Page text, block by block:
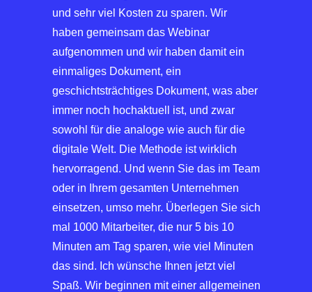
und sehr viel Kosten zu sparen. Wir
haben gemeinsam das Webinar
aufgenommen und wir haben damit ein
einmaliges Dokument, ein
geschichtsträchtiges Dokument, was aber
immer noch hochaktuell ist, und zwar
sowohl für die analoge wie auch für die
digitale Welt. Die Methode ist wirklich
hervorragend. Und wenn Sie das im Team
oder in Ihrem gesamten Unternehmen
einsetzen, umso mehr. Überlegen Sie sich
mal 1000 Mitarbeiter, die nur 5 bis 10
Minuten am Tag sparen, wie viel Minuten
das sind. Ich wünsche Ihnen jetzt viel
Spaß. Wir beginnen mit einer allgemeinen